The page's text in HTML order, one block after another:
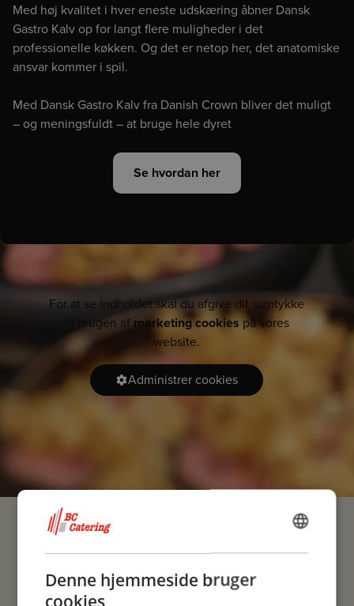
Med høj kvalitet i hver eneste udskæring åbner Dansk
Gastro Kalv op for langt flere muligheder i det
professionelle køkken. Og det er netop her, det anatomiske
ansvar kommer i spil.
Med Dansk Gastro Kalv fra Danish Crown bliver det muligt
– og meningsfuldt – at bruge hele dyret
Se hvordan her
For at se indholdet skal du afgive dit samtykke
til brugen af marketing cookiespå vores
website.
Administrer cookies
Seneste nyheder & trends
Denne hjemmeside bruger
cookies